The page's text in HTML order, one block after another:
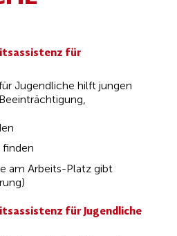
für
Jugendliche hilft jungen
finden
am Arbeits-Platz gibt
für Jugendliche